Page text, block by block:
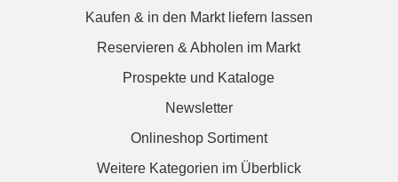
Kaufen & in den Markt liefern lassen
Reservieren & Abholen im Markt
Prospekte und Kataloge
Newsletter
Onlineshop Sortiment
Weitere Kategorien im Überblick